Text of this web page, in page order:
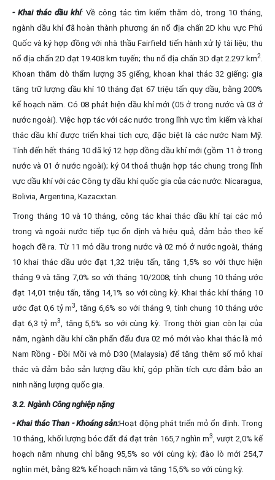
- Khai thác dầu khí: Về công tác tìm kiếm thăm dò, trong 10 tháng,
ngành dầu khí đã hoàn thành phương án nổ địa chấn 2D khu vực Phú
Quốc và ký hợp đồng với nhà thầu Fairfield tiến hành xử lý tài liệu; thu
nổ địa chấn 2D đạt 19.408 km tuyến; thu nổ địa chấn 3D đạt 2.297 km2.
Khoan thăm dò thẩm lượng 35 giếng, khoan khai thác 32 giếng; gia
tăng trữ lượng dầu khí 10 tháng đạt 67 triệu tấn quy dầu, bằng 200%
kế hoạch năm. Có 08 phát hiện dầu khí mới (05 ở trong nước và 03 ở
nước ngoài). Việc hợp tác với các nước trong lĩnh vực tìm kiếm và khai
thác dầu khí được triển khai tích cực, đặc biệt là các nước Nam Mỹ.
Tính đến hết tháng 10 đã ký 12 hợp đồng dầu khí mới (gồm 11 ở trong
nước và 01 ở nước ngoài); ký 04 thoả thuận hợp tác chung trong lĩnh
vực dầu khí với các Công ty dầu khí quốc gia của các nước: Nicaragua,
Bolivia, Argentina, Kazacxtan.
Trong tháng 10 và 10 tháng, công tác khai thác dầu khí tại các mỏ
trong và ngoài nước tiếp tục ổn định và hiệu quả, đảm bảo theo kế
hoạch đề ra. Từ 11 mỏ dầu trong nước và 02 mỏ ở nước ngoài, tháng
10 khai thác dầu ước đạt 1,32 triệu tấn, tăng 1,5% so với thực hiện
tháng 9 và tăng 7,0% so với tháng 10/2008; tính chung 10 tháng ước
đạt 14,01 triệu tấn, tăng 14,1% so với cùng kỳ. Khai thác khí tháng 10
ước đạt 0,6 tỷ m3
, tăng 6,6% so với tháng 9, tính chung 10 tháng ước
đạt 6,3 tỷ m3
, tăng 5,5% so với cùng kỳ. Trong thời gian còn lại của
năm, ngành dầu khí cần phấn đấu đưa 02 mỏ mới vào khai thác là mỏ
Nam Rồng - Đồi Mồi và mỏ D30 (Malaysia) để tăng thêm số mỏ khai
thác và đảm bảo sản lượng dầu khí, góp phần tích cực đảm bảo an
ninh năng lượng quốc gia.
3.2. Ngành Công nghiệp nặng
- Khai thác Than - Khoáng sản:Hoạt động phát triển mỏ ổn định. Trong
10 tháng, khối lượng bóc đất đá đạt trên 165,7 nghìn m3, vượt 2,0% kế
hoạch năm nhưng chỉ bằng 95,5% so với cùng kỳ; đào lò mới 254,7
nghìn mét, bằng 82% kế hoạch năm và tăng 15,5% so với cùng kỳ.